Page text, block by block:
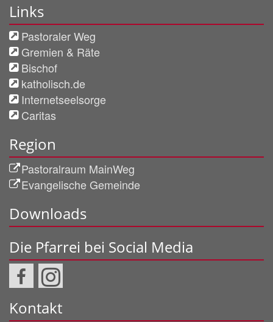
Links
Pastoraler Weg
Gremien & Räte
Bischof
katholisch.de
Internetseelsorge
Caritas
Region
Pastoralraum MainWeg
Evangelische Gemeinde
Downloads
Die Pfarrei bei Social Media
Kontakt